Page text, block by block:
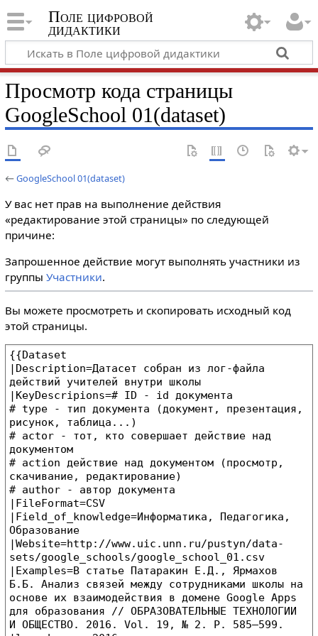
Поле цифровой
дидактики
Просмотр кода страницы
GoogleSchool 01(dataset)
←GoogleSchool 01(dataset)
У вас нет прав на выполнение действия
«редактирование этой страницы» по следующей
причине:
Запрошенное действие могут выполнять участники из
группы Участники.
Вы можете просмотреть и скопировать исходный код
этой страницы.